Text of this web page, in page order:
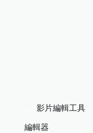
影片編輯工具
編輯器